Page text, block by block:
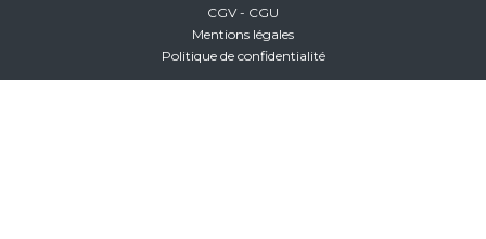
CGV - CGU
Mentions légales
Politique de confidentialité